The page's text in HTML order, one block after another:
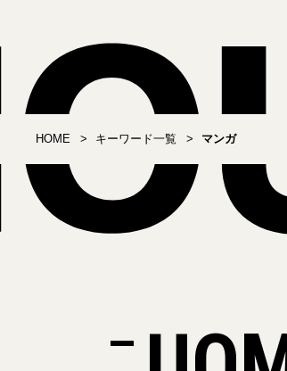
HOME キーワード一覧 マンガ